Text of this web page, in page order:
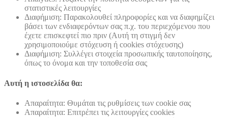
στατιστικές λειτουργίες
Διαφήμιση: Παρακολουθεί πληροφορίες και να διαφημίζει
βάσει των ενδιαφερόντων σας π.χ. του περιεχόμενου που
έχετε επισκεφτεί πιο πριν (Αυτή τη στιγμή δεν
χρησιμοποιούμε στόχευση ή cookies στόχευσης)
Διαφήμιση: Συλλέγει στοιχεία προσωπικής ταυτοποίησης,
όπως το όνομα και την τοποθεσία σας
Αυτή η ιστοσελίδα θα:
Απαραίτητα: Θυμάται τις ρυθμίσεις των cookie σας
Απαραίτητα: Επιτρέπει τις λειτουργίες cookies